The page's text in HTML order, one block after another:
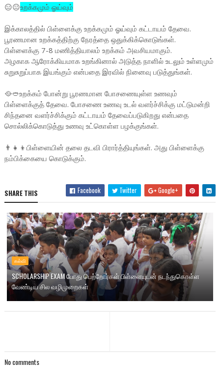
😑😐உறக்கமும் ஓய்வும்
இக்காலத்தில் பிள்ளைக்கு உறக்கமும் ஓய்வும் கட்டாயம் தேவை.
பூரணமான உறக்கத்திற்கு நேரத்தை ஒதுக்கிக்கொடுங்கள்.
பிள்ளைக்கு 7-8 மணித்தியாலம் உறக்கம் அவசியமாகும்.
அழகாக ஆரோக்கியமாக உறங்கினால் அடுத்த நாளில் உடலும் உள்ளமும்
சுறுசுறுப்பாக இயங்கும் என்பதை இரவில் நினைவு படுத்துங்கள்.
🥘🥙உறக்கம் போன்று பூரணமான போசணையுள்ள உணவும்
பிள்ளைக்குத் தேவை. போசணை உணவு உடல் வளர்ச்சிக்கு மட்டுமன்றி
சிந்தனை வளர்ச்சிக்கும் கட்டாயம் தேவைப்படுகிறது என்பதை
சொல்லிக்கொடுத்து உணவு உட்கொள்ள பழக்குங்கள்.
👨‍👧‍👦பிள்ளையின் தலை தடவி பிரார்த்தியுங்கள். அது பிள்ளைக்கு
நம்பிக்கையை கொடுக்கும்.
SHARE THIS Facebook Twitter Google+
கல்வி
SCHOLARSHIP EXAM போது பெற்றோர்கள் பிள்ளையுடன் நடந்துகொள்ள
வேண்டிய சில வழிமுறைகள்
No comments